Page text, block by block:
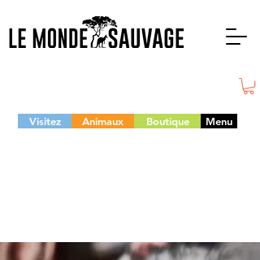
Visitez Animaux Boutique Menu